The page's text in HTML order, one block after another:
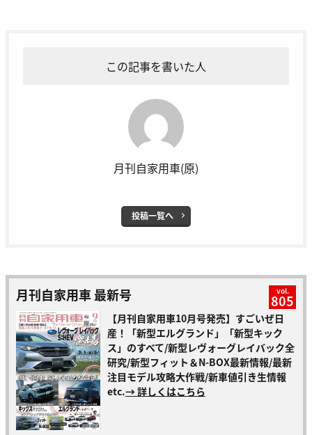
この記事を書いた人
月刊自家用車(原)
投稿一覧へ
月刊自家用車 最新号 vol.
805
【月刊自家用車10月号発売】すごいぜ日
産！「新型エルグランド」「新型キック
ス」のすべて/新型レヴォーグレイバック全
研究/新型フィット＆N-BOX最新情報/最新
注目モデル攻略大作戦/新車値引き生情報
etc.→ 詳しくはこちら